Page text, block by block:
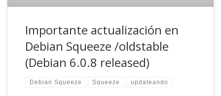
Importante actualización en
Debian Squeeze /oldstable
(Debian 6.0.8 released)
Debian Squeeze Squeeze updateando